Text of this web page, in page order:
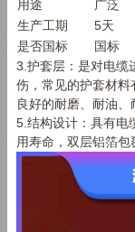
用途
广泛
生产工期
5天
是否国标
国标
3.护套层：是对电缆
伤，常见的护套材
良好的耐磨、耐油、
5.结构设计：具有电
用寿命，双层铝箔